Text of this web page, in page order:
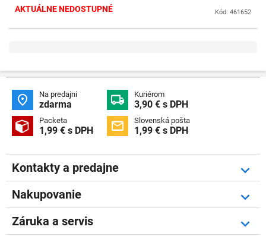
Kód: 461652
AKTUÁLNE NEDOSTUPNÉ
 Na predajni
zdarma  Kuriérom
3,90 € s DPH
 Packeta
1,99 € s DPH  Slovenská pošta
1,99 € s DPH
Kontakty a predajne
Nakupovanie
Záruka a servis